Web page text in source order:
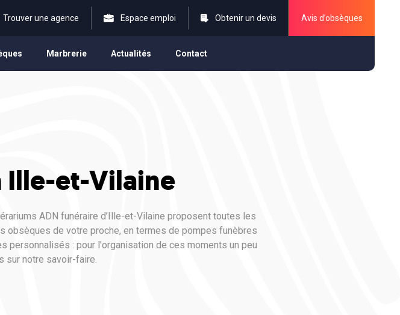
Trouver une agence Espace emploi Obtenir un devis Avis d’obsèques
Marbrerie Actualités Contact
Ille-et-Vilaine
ADN funéraire d’Ille-et-Vilaine proposent toutes les
de votre proche, en termes de pompes funèbres
personnalisés : pour l'organisation de ces moments un peu
sur notre savoir-faire.